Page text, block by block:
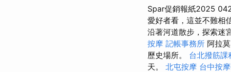
Spar促銷報紙2025
愛好者看，這並不難相
沿著河道散步，探索迷
按摩 記帳事務所 阿拉
歷史場所。 台北撥筋課
天。 北屯按摩 台中按